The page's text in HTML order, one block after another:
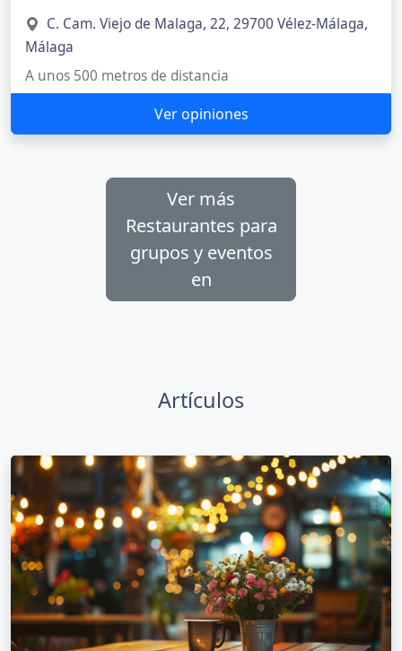
C. Cam. Viejo de Malaga, 22, 29700 Vélez-Málaga,
Málaga
A unos 500 metros de distancia
Ver opiniones
Ver más
Restaurantes para
grupos y eventos
en
Artículos